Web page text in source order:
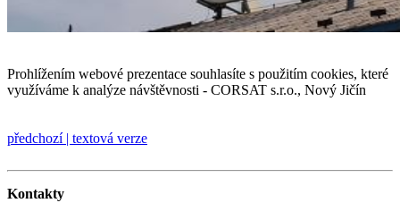
Prohlížením webové prezentace souhlasíte s použitím cookies, které
využíváme k analýze návštěvnosti - CORSAT s.r.o., Nový Jičín
předchozí| textová verze
Kontakty